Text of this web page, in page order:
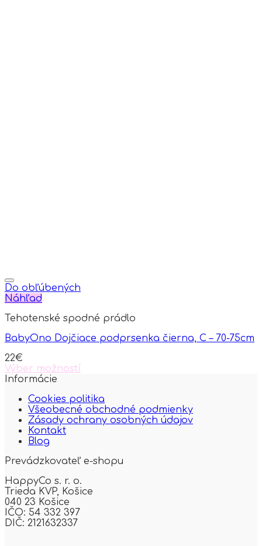
Do obľúbených
Náhľad
Tehotenské spodné prádlo
BabyOno Dojčiace podprsenka čierna, C – 70-75cm
22€
Výber možností
This
has
multiple
variants.
The
options
be
on
the
product
page
Informácie
Cookies politika
Všeobecné obchodné podmienky
Zásady ochrany osobných údajov
Kontakt
Blog
Prevádzkovateľ e-shopu
HappyCo s. r. o.
Trieda KVP, Košice
040 23 Košice
IČO: 54 332 397
DIČ: 2121632337